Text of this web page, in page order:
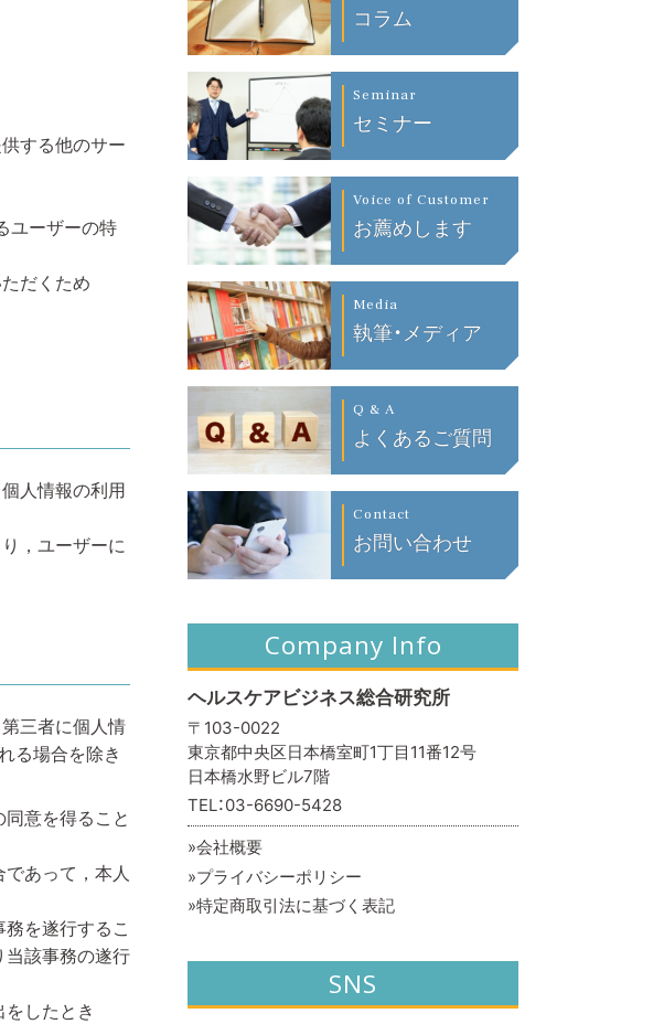
する他のサー
ユーザーの特
だくため
人情報の利用
，ユーザーに
三者に個人情
る場合を除き
意を得ること
あって，本人
を遂行するこ
該事務の遂行
したとき
コラム
Seminar
セミナー
Voice of Customer
お薦めします
Media
執筆・メディア
Q & A
よくあるご質問
Contact
お問い合わせ
Company Info
ヘルスケアビジネス総合研究所
〒103-0022
東京都中央区日本橋室町1丁目11番12号
日本橋水野ビル7階
TEL：03-6690-5428
会社概要
プライバシーポリシー
特定商取引法に基づく表記
SNS